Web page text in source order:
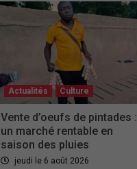
Actualités Culture
Vente d’oeufs de pintades :
un marché rentable en
saison des pluies
jeudi le 6 août 2026